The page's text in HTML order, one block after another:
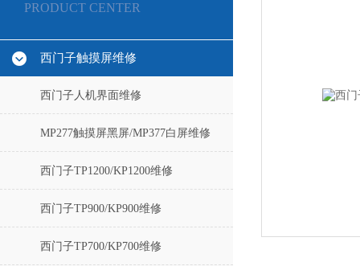
PRODUCT CENTER
西门子触摸屏维修
西门子人机界面维修
MP277触摸屏黑屏/MP377白屏维修
西门子TP1200/KP1200维修
西门子TP900/KP900维修
西门子TP700/KP700维修